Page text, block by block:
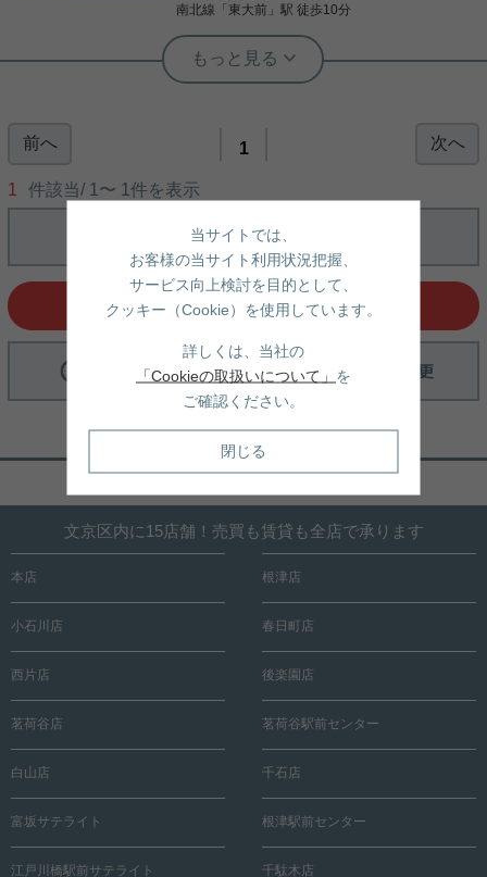
南北線 「 東大前 」駅 徒歩10分
実用春日ホーム 富坂サテライト 金子瑠茄
本郷の新規リノベーション物件☆
静穏と利便が息づくクラシカルレジデンス☆ 宅配ボ
ています。 新耐震基準の物件となりますので、 今後
も長くお住まい頂く上での安心基準も◎ コンビニは
絡ください。 お問い合わせお待ちしております。
前へ 1 次へ
1 件該当/ 1 〜 1 件を表示
選択中の条件でお問い合わせ
文京区内に15店舗！売買も賃貸も全店で承ります
本店 根津店
小石川店 春日町店
西片店 後楽園店
茗荷谷店 茗荷谷駅前センター
白山店 千石店
富坂サテライト 根津駅前センター
江戸川橋駅前サテライト 千駄木店
当サイトでは、
お客様の当サイト利用状況把握、
サービス向上検討を目的として、
クッキー（Cookie）を使用しています。
詳しくは、当社の
「Cookieの取扱いについて」 を
ご確認ください。
閉じる